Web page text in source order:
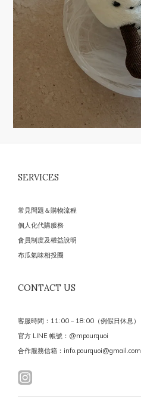
SERVICES
常見問題＆購物流程
個人化代購服務
會員制度及權益說明
布瓜氣味相投圈
CONTACT US
客服時間：11:00－18:00（例假日休息）
官方 LINE 帳號：@mpourquoi
合作服務信箱：info.pourquoi@gmail.com